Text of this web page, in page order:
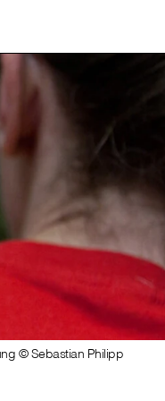
© Sebastian Philipp